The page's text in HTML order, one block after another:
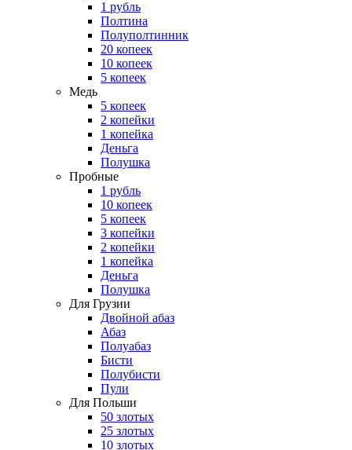
1 рубль
Полтина
Полуполтинник
20 копеек
10 копеек
5 копеек
Медь
5 копеек
2 копейки
1 копейка
Деньга
Полушка
Пробные
1 рубль
10 копеек
5 копеек
3 копейки
2 копейки
1 копейка
Деньга
Полушка
Для Грузии
Двойной абаз
Абаз
Полуабаз
Бисти
Полубисти
Пули
Для Польши
50 злотых
25 злотых
10 злотых